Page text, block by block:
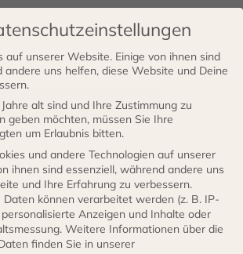
WARENKORB
Kategorien:Bremsenteile,
PKW,Sortiment,Alle Produkte
auf unserer Website. Einige von ihnen sind
andere uns helfen, diese Website und Deine
alt sind und Ihre Zustimmung zu
geben möchten, müssen Sie Ihre
um Erlaubnis bitten.
und andere Technologien auf unserer
ihnen sind essenziell, während andere uns
und Ihre Erfahrung zu verbessern.
Daten können verarbeitet werden (z. B. IP-
Anzeigen und Inhalte oder
Weitere Informationen über die
finden Sie in unserer